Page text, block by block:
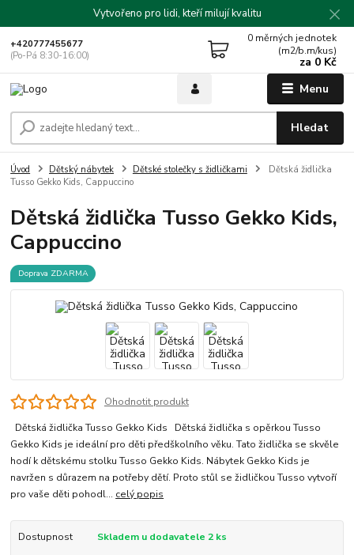
Vytvořeno pro lidi, kteří milují kvalitu
Menu
Hledat
+420777455677
(Po-Pá 8:30-16:00)
0 měrných jednotek
(m2/b.m/kus)
za 0 Kč
Úvod Dětský nábytek Dětské stolečky s židličkami
Dětská židlička
Tusso Gekko Kids, Cappuccino
Dětská židlička Tusso Gekko Kids,
Cappuccino
Doprava ZDARMA
Ohodnotit produkt
Dětská židlička Tusso Gekko Kids Dětská židlička s opěrkou Tusso
Gekko Kids je ideální pro děti předškolního věku. Tato židlička se skvěle
hodí k dětskému stolku Tusso Gekko Kids. Nábytek Gekko Kids je
navržen s důrazem na potřeby dětí. Proto stůl se židličkou Tusso vytvoří
pro vaše děti pohodl... celý popis
Dostupnost Skladem u dodavatele 2 ks